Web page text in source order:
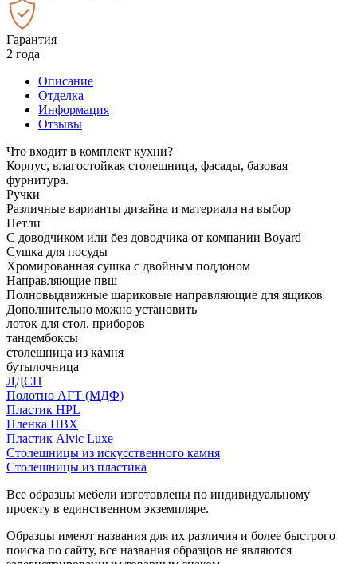
Гарантия
2 года
Описание
Отделка
Информация
Отзывы
Что входит в комплект кухни?
Корпус, влагостойкая столешница, фасады, базовая
фурнитура.
Ручки
Различные варианты дизайна и материала на выбор
Петли
С доводчиком или без доводчика от компании Boyard
Сушка для посуды
Хромированная сушка с двойным поддоном
Направляющие пвш
Полновыдвижные шариковые направляющие для ящиков
Дополнительно можно установить
лоток для стол. приборов
тандембоксы
столешница из камня
бутылочница
ЛДСП
Полотно АГТ (МДФ)
Пластик HPL
Пленка ПВХ
Пластик Alvic Luxe
Столешницы из искусственного камня
Столешницы из пластика
Все образцы мебели изготовлены по индивидуальному
проекту в единственном экземпляре.
Образцы имеют названия для их различия и более быстрого
поиска по сайту, все названия образцов не являются